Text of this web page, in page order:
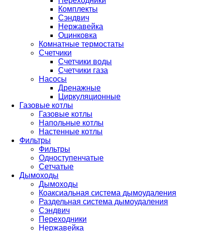
Комплекты
Сэндвич
Нержавейка
Оцинковка
Комнатные термостаты
Счетчики
Счетчики воды
Счетчики газа
Насосы
Дренажные
Циркуляционные
Газовые котлы
Газовые котлы
Напольные котлы
Настенные котлы
Фильтры
Фильтры
Одноступенчатые
Сетчатые
Дымоходы
Дымоходы
Коаксиальная система дымоудаления
Раздельная система дымоудаления
Сэндвич
Переходники
Нержавейка